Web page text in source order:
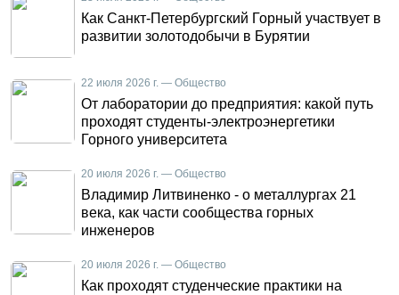
Как Санкт-Петербургский Горный участвует в
развитии золотодобычи в Бурятии
22 июля 2026 г. — Общество
От лаборатории до предприятия: какой путь
проходят студенты-электроэнергетики
Горного университета
20 июля 2026 г. — Общество
Владимир Литвиненко - о металлургах 21
века, как части сообщества горных
инженеров
20 июля 2026 г. — Общество
Как проходят студенческие практики на